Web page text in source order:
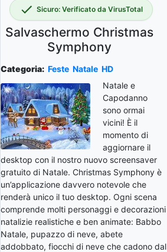
Sicuro: Verificato da VirusTotal
Salvaschermo Christmas
Symphony
Categoria: Feste Natale HD
Natale e
Capodanno
sono ormai
vicini! È il
momento di
aggiornare il
desktop con il nostro nuovo screensaver
gratuito di Natale. Christmas Symphony è
un’applicazione davvero notevole che
renderà unico il tuo desktop. Ogni scena
comprende molti personaggi e decorazioni
natalizie realistiche e ben animate: Babbo
Natale, pupazzo di neve, abete
addobbato, fiocchi di neve che cadono dal